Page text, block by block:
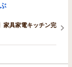
家具家電キッチン完